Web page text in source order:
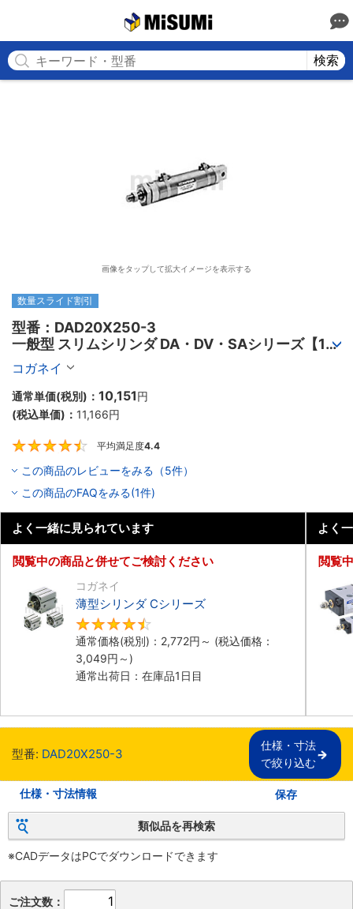
検索
画像をタップして拡大イメージを表示する
数量スライド割引
型番：DAD20X250-3
一般型 スリムシリンダ DA・DV・SAシリーズ【1～
10個入り】
コガネイ
通常単価(税別)： 10,151円
(税込単価)： 11,166円
平均満足度4.4
この商品のレビューをみる（5件）
この商品のFAQをみる(1件)
よく一緒に見られています
閲覧中の商品と併せてご検討ください
コガネイ
薄型シリンダ Cシリーズ
通常価格(税別)： 2,772円 ～ (税込価格：
3,049円 ～)
通常出荷日：在庫品1日目
よく
閲覧
型番: DAD20X250-3
仕様・寸法
で絞り込む
仕様・寸法情報 保存
類似品を再検索
※CADデータはPCでダウンロードできます
ご注文数：